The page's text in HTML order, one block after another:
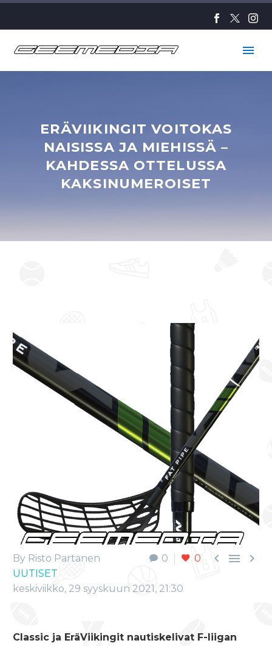
ERÄVIIKINGIT VOITOKAS
NAISISSA JA MIEHISSÄ –
KAHDESSA OTTELUSSA
KAKSINUMEROISET
0 0   
By Risto Partanen
UUTISET
keskiviikko, 29 syyskuun 2021, 21:30
Classic ja EräViikingit nautiskelivat F-liigan